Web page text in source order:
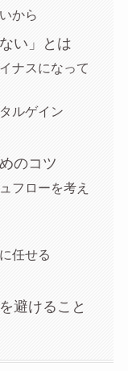
から
い」とは
ナスになって
ルゲイン
のコツ
フローを考え
任せる
避けること